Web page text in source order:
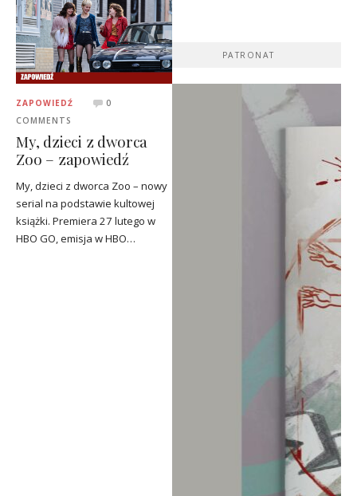
ZAPOWIEDŹ
0
COMMENTS
My, dzieci z dworca
Zoo – zapowiedź
My, dzieci z dworca Zoo – nowy
serial na podstawie kultowej
książki. Premiera 27 lutego w
HBO GO, emisja w HBO…
PATRONAT